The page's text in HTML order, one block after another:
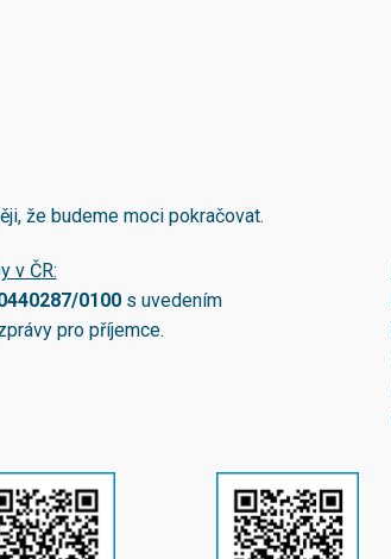
že budeme moci pokračovat.
v ČR:
0100s uvedením
pro příjemce.